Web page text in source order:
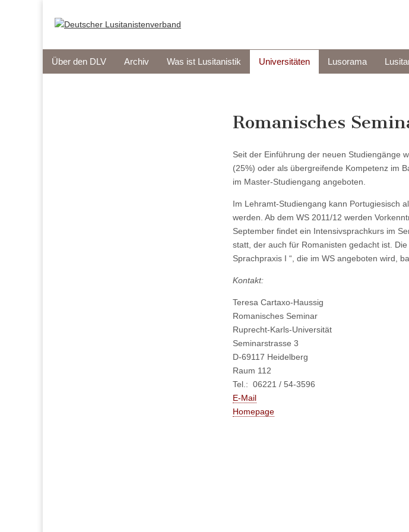
Deutscher
Main
menu
Skip
Über den DLV Archiv Was ist Lusitanistik Universitäten Lusorama
Romanisches
Seit der Einführung der neuen Studiengänge
(25%) oder als übergreifende Kompetenz im
im Master-Studiengang angeboten.
Im Lehramt-Studiengang kann Portugiesisch
werden. Ab dem WS 2011/12 werden
September findet ein Intensivsprachkurs im
statt, der auch für Romanisten gedacht ist.
Sprachpraxis I “, die im WS angeboten wird,
Kontakt:
Teresa Cartaxo-Haussig
Romanisches Seminar
Ruprecht-Karls-Universität
Seminarstrasse 3
D-69117 Heidelberg
Raum 112
Tel.: 06221 / 54-3596
E-Mail
Homepage